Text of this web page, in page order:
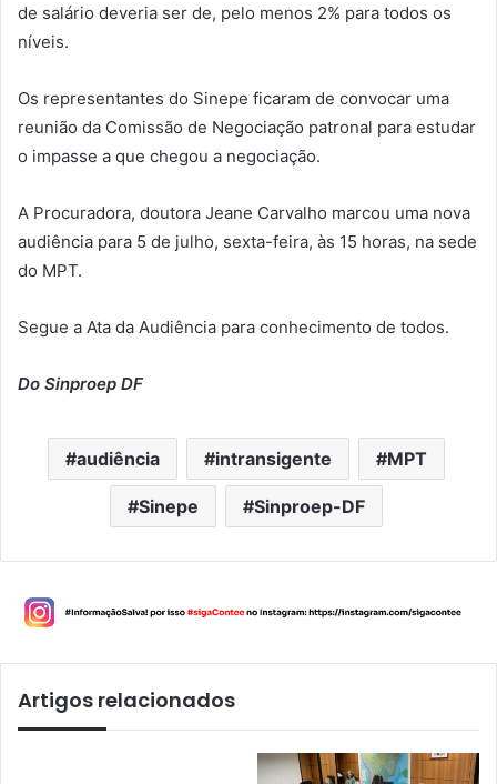
de salário deveria ser de, pelo menos 2% para todos os
níveis.
Os representantes do Sinepe ficaram de convocar uma
reunião da Comissão de Negociação patronal para estudar
o impasse a que chegou a negociação.
A Procuradora, doutora Jeane Carvalho marcou uma nova
audiência para 5 de julho, sexta-feira, às 15 horas, na sede
do MPT.
Segue a Ata da Audiência para conhecimento de todos.
Do Sinproep DF
audiência intransigente MPT
Sinepe Sinproep-DF
Artigos relacionados